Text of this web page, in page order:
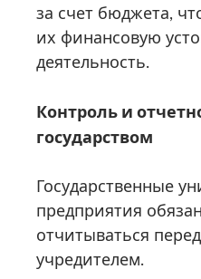
за счет бюджета,
их финансовую
деятельность.
Контроль и
государством
Государственные
предприятия
отчитываться перед
учредителем.